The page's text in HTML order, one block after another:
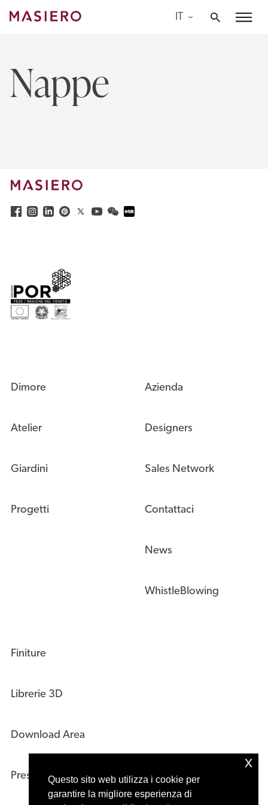
Questo sito web utilizza i cookie per
garantire la migliore esperienza di
x
Skip
IT
Nappe
Dimore
Atelier
Giardini
Progetti
Azienda
Designers
Sales Network
Contattaci
News
WhistleBlowing
Finiture
Librerie 3D
Download Area
Press Kit